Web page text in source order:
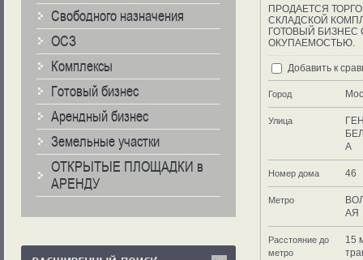
ПРОДАЕТСЯ
СКЛАДСКОЙ
ГОТОВЫЙ БИЗНЕС
ОКУПАЕМОСТЬЮ.
Добавить к
Город
Улица
А
Номер дома 46
Метро
АЯ
Расстояние до
метро
15
Свободного назначения
ОСЗ
Комплексы
Готовый бизнес
Арендный бизнес
Земельные участки
ОТКРЫТЫЕ ПЛОЩАДКИ в
АРЕНДУ